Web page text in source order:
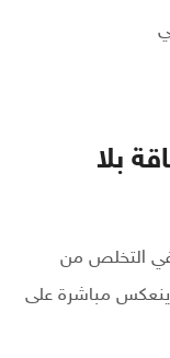
بلا
في التخلص من
مباشرة على